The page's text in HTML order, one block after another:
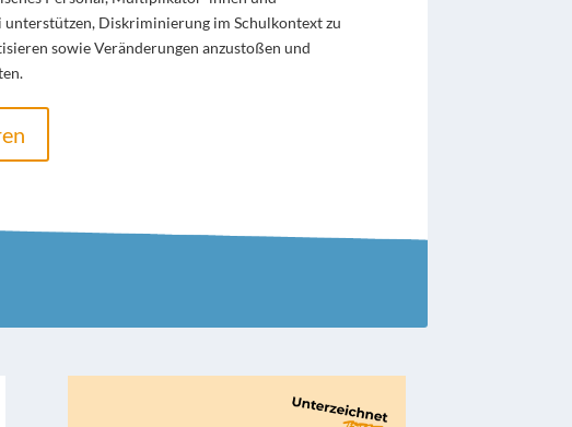
unterstützen, Diskriminierung im Schulkontext zu
sowie Veränderungen anzustoßen und